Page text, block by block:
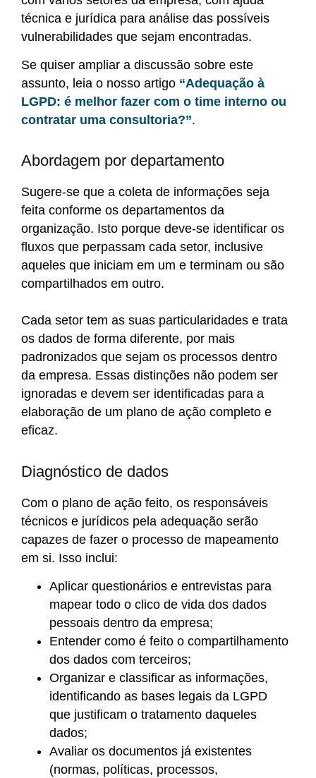
técnica e jurídica para análise das possíveis
vulnerabilidades que sejam encontradas.
Se quiser ampliar a discussão sobre este
assunto, leia o nosso artigo “Adequação à
LGPD: é melhor fazer com o time interno ou
contratar uma consultoria?”.
Abordagem por departamento
Sugere-se que a coleta de informações seja
feita conforme os departamentos da
organização. Isto porque deve-se identificar os
fluxos que perpassam cada setor, inclusive
aqueles que iniciam em um e terminam ou são
compartilhados em outro.
Cada setor tem as suas particularidades e trata
os dados de forma diferente, por mais
padronizados que sejam os processos dentro
da empresa. Essas distinções não podem ser
ignoradas e devem ser identificadas para a
elaboração de um plano de ação completo e
eficaz.
Diagnóstico de dados
Com o plano de ação feito, os responsáveis
técnicos e jurídicos pela adequação serão
capazes de fazer o processo de mapeamento
em si. Isso inclui:
Aplicar questionários e entrevistas para
mapear todo o clico de vida dos dados
pessoais dentro da empresa;
Entender como é feito o compartilhamento
dos dados com terceiros;
Organizar e classificar as informações,
identificando as bases legais da LGPD
que justificam o tratamento daqueles
dados;
Avaliar os documentos já existentes
(normas, políticas, processos,